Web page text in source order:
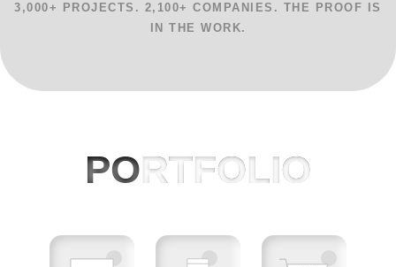
3,000+ PROJECTS. 2,100+ COMPANIES. THE PROOF IS
IN THE WORK.
PORTFOLIO